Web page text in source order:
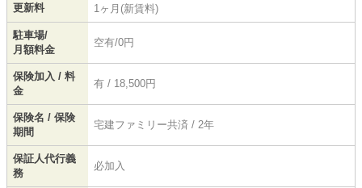
更新料 1ヶ月(新賃料)
駐車場/
月額料金
空有/0円
保険加入 / 料
金
有 / 18,500円
保険名 / 保険
期間
宅建ファミリー共済 / 2年
保証人代行義
務
必加入